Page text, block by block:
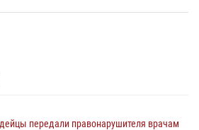
передали правонарушителя врачам